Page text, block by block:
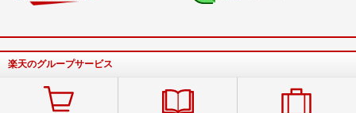
楽天のグループサービス